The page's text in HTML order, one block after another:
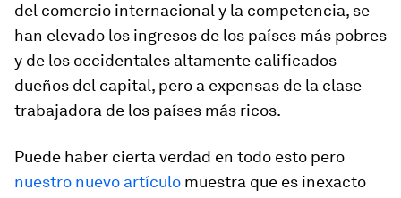
del comercio internacional y la competencia, se
han elevado los ingresos de los países más pobres
y de los occidentales altamente calificados
dueños del capital, pero a expensas de la clase
trabajadora de los países más ricos.
Puede haber cierta verdad en todo esto pero
nuestro nuevo artículo muestra que es inexacto